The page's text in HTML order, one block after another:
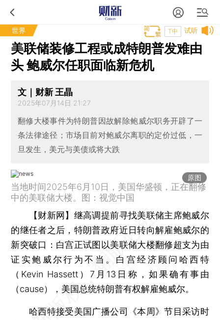
世界 试听
T中
美联储装修工程或成特朗普发难由
头 鲍威尔任职面临新危机
文｜财新 王晶
2025年07月14日 21:27
翻修大楼事件为特朗普因故解除鲍威尔职务开辟了一
条法律途径；市场目前对鲍威尔离职的定价过低，一
旦发生，美元与美债或将大跌
原图
当地时间2025年6月10日，美国华盛顿，正在翻修
中的美联储大楼。图：视觉中国
【财新网】 继高调提前寻找美联储主席鲍威尔
的继任者之后，特朗普政府近日转向解雇鲍威尔的
新突破口：白宫正试图以美联储大楼翻修超支为由
证实鲍威尔行为不当。白宫经济顾问哈西特
（Kevin Hassett）7月13日称，如果确有事由
（cause），美国总统特朗普有权解雇鲍威尔。
哈西特接受美国广播公司《本周》节目采访时